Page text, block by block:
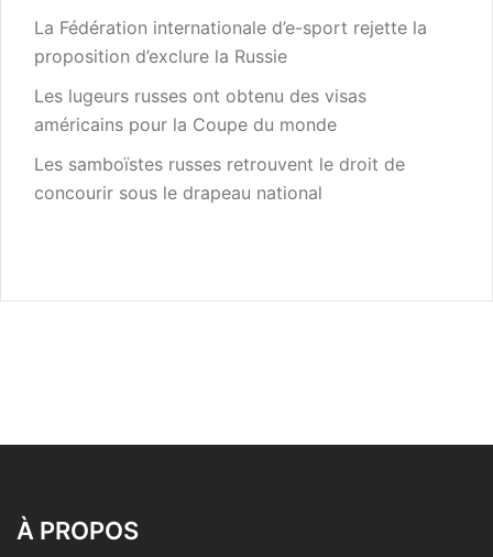
La Fédération internationale d’e-sport rejette la
proposition d’exclure la Russie
Les lugeurs russes ont obtenu des visas
américains pour la Coupe du monde
Les samboïstes russes retrouvent le droit de
concourir sous le drapeau national
À PROPOS